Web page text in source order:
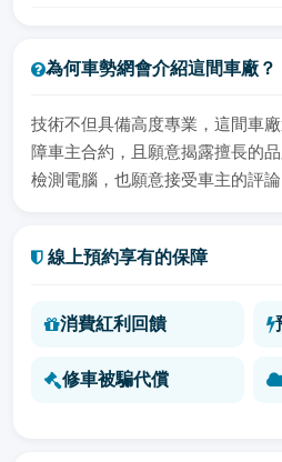
為何車勢網會介紹這間車廠？
技術不但具備高度專業，這間車
障車主合約，且願意揭露擅長的
檢測電腦，也願意接受車主的評論
線上預約享有的保障
消費紅利回饋
修車被騙代償